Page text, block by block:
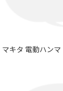
マキタ 電動ハンマ